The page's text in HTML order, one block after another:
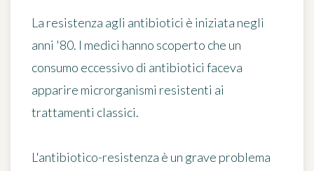
La resistenza agli antibiotici è iniziata negli
anni '80. I medici hanno scoperto che un
consumo eccessivo di antibiotici faceva
apparire microrganismi resistenti ai
trattamenti classici.
L'antibiotico-resistenza è un grave problema